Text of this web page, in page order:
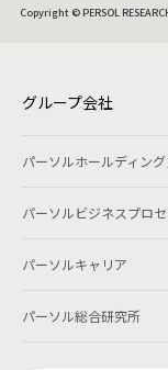
Copyright © PERSOL
グループ会社
パーソルホールディング
パーソルビジネスプロ
パーソルキャリア
パーソル総合研究所